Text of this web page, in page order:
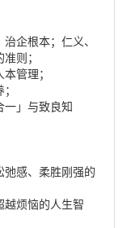
企根本；仁义、
则；
管理；
一」与致良知
弛感、柔胜刚强的
越烦恼的人生智